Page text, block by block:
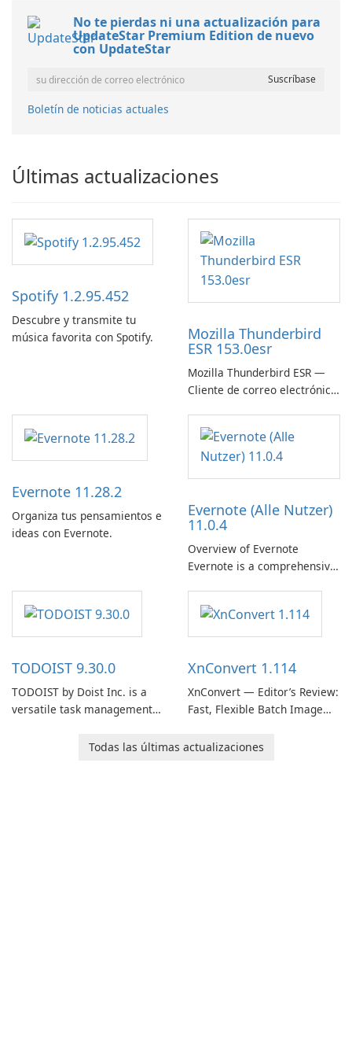
No te pierdas ni una actualización para
UpdateStar Premium Edition de nuevo
con UpdateStar
Boletín de noticias actuales
Últimas actualizaciones
Spotify 1.2.95.452
Descubre y transmite tu
música favorita con Spotify.
Mozilla Thunderbird
ESR 153.0esr
Mozilla Thunderbird ESR —
Cliente de correo electrónico
empresas
Evernote 11.28.2
Organiza tus pensamientos e
ideas con Evernote.
Evernote (Alle Nutzer)
11.0.4
Overview of Evernote
Evernote is a comprehensive
users capture, organize, and
access information across
TODOIST 9.30.0
TODOIST by Doist Inc. is a
versatile task management
individuals and teams
XnConvert 1.114
XnConvert — Editor’s Review:
Fast, Flexible Batch Image
macOS and Linux XnConvert
Todas las últimas actualizaciones